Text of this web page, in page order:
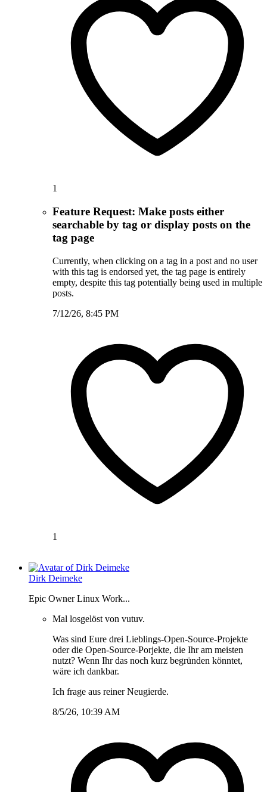
1
Feature Request: Make posts either
searchable by tag or display posts on the
tag page
Currently, when clicking on a tag in a post and no user
with this tag is endorsed yet, the tag page is entirely
empty, despite this tag potentially being used in multiple
posts.
7/12/26, 8:45 PM
1
Dirk Deimeke
Epic Owner Linux Work...
Mal losgelöst von vutuv.
Was sind Eure drei Lieblings-Open-Source-Projekte
oder die Open-Source-Porjekte, die Ihr am meisten
nutzt? Wenn Ihr das noch kurz begründen könntet,
wäre ich dankbar.
Ich frage aus reiner Neugierde.
8/5/26, 10:39 AM